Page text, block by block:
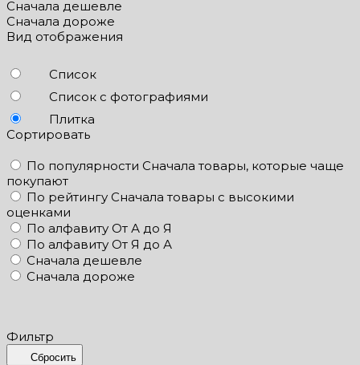
Сначала дешевле
Сначала дороже
Вид отображения
Список
Список с фотографиями
Плитка
Сортировать
По популярности Сначала товары, которые чаще
покупают
По рейтингу Сначала товары с высокими
оценками
По алфавиту От А до Я
По алфавиту От Я до А
Сначала дешевле
Сначала дороже
Фильтр
Сбросить